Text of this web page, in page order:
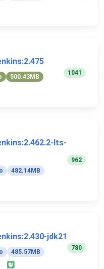
500.43MB
1041
lts-
482.14MB
962
jdk21
485.57MB
780